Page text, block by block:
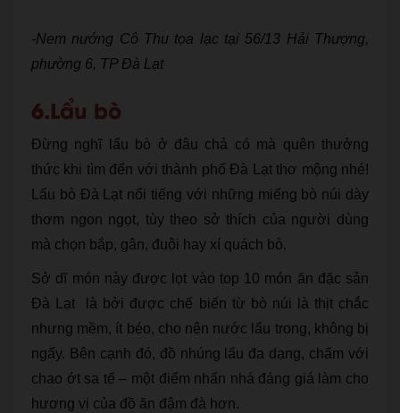
-Nem nướng Cô Thu tọa lạc tại 56/13 Hải Thượng,
phường 6, TP Đà Lạt
6.Lẩu bò
Đừng nghĩ lẩu bò ở đâu chả có mà quên thưởng
thức khi tìm đến với thành phố Đà Lạt thơ mộng nhé!
Lẩu bò Đà Lạt nổi tiếng với những miếng bò núi dày
thơm ngon ngọt, tùy theo sở thích của người dùng
mà chọn bắp, gân, đuôi hay xí quách bò.
Sở dĩ món này được lọt vào top 10 món ăn đặc sản
Đà Lạt là bởi được chế biến từ bò núi là thịt chắc
nhưng mềm, ít béo, cho nên nước lẩu trong, không bị
ngấy. Bên cạnh đó, đồ nhúng lẩu đa dạng, chấm với
chao ớt sa tế – một điểm nhấn nhá đáng giá làm cho
hương vị của đồ ăn đậm đà hơn.